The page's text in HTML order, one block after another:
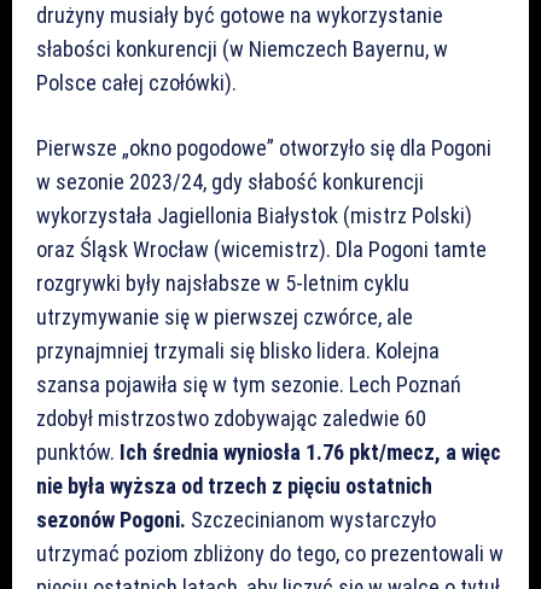
drużyny musiały być gotowe na wykorzystanie
słabości konkurencji (w Niemczech Bayernu, w
Polsce całej czołówki).
Pierwsze „okno pogodowe” otworzyło się dla Pogoni
w sezonie 2023/24, gdy słabość konkurencji
wykorzystała Jagiellonia Białystok (mistrz Polski)
oraz Śląsk Wrocław (wicemistrz). Dla Pogoni tamte
rozgrywki były najsłabsze w 5-letnim cyklu
utrzymywanie się w pierwszej czwórce, ale
przynajmniej trzymali się blisko lidera. Kolejna
szansa pojawiła się w tym sezonie. Lech Poznań
zdobył mistrzostwo zdobywając zaledwie 60
punktów. Ich średnia wyniosła 1.76 pkt/mecz, a więc
nie była wyższa od trzech z pięciu ostatnich
sezonów Pogoni. Szczecinianom wystarczyło
utrzymać poziom zbliżony do tego, co prezentowali w